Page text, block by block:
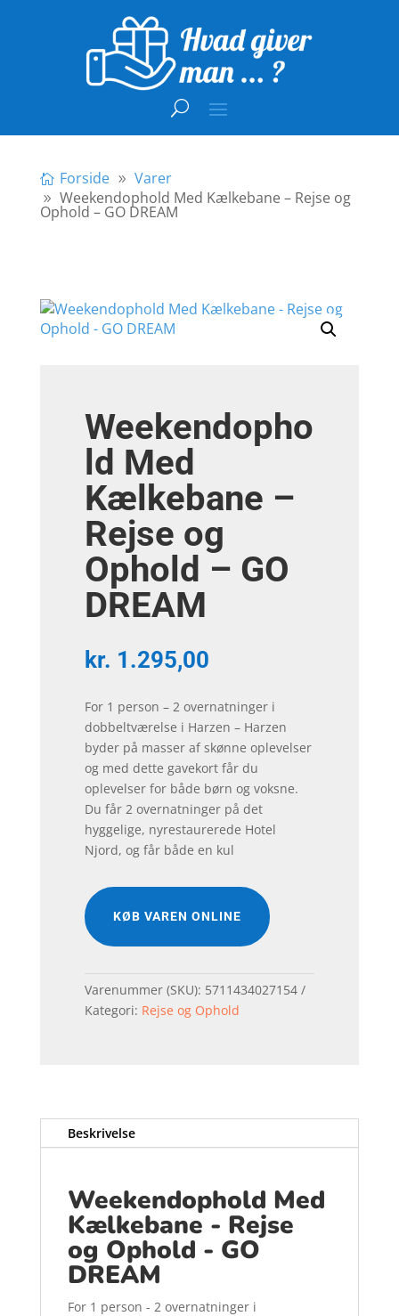
Forside
Varer
Weekendophold Med Kælkebane – Rejse og
Ophold – GO DREAM
Weekendopho
ld Med
Kælkebane –
Rejse og
Ophold – GO
DREAM
kr. 1.295,00
For 1 person – 2 overnatninger i
dobbeltværelse i Harzen – Harzen
byder på masser af skønne oplevelser
og med dette gavekort får du
oplevelser for både børn og voksne.
Du får 2 overnatninger på det
hyggelige, nyrestaurerede Hotel
Njord, og får både en kul
KØB VAREN ONLINE
Varenummer (SKU): 5711434027154
Kategori: Rejse og Ophold
Beskrivelse
Weekendophold Med
Kælkebane - Rejse
og Ophold - GO
DREAM
For 1 person - 2 overnatninger i